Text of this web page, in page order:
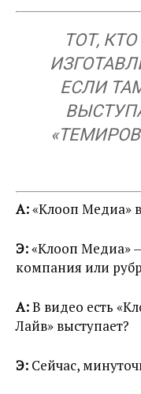
ТОТ,
ЕСЛИ
А:«Клооп Медиа»
Э:«Клооп Медиа»
компания или
А:В видео есть
Лайв» выступает?
Э: Сейчас,